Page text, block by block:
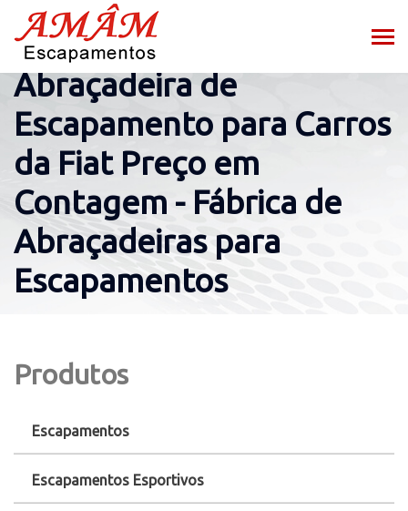
Abraçadeira de
Escapamento para Carros
da Fiat Preço em
Contagem - Fábrica de
Abraçadeiras para
Escapamentos
Produtos
Escapamentos
Escapamentos Esportivos